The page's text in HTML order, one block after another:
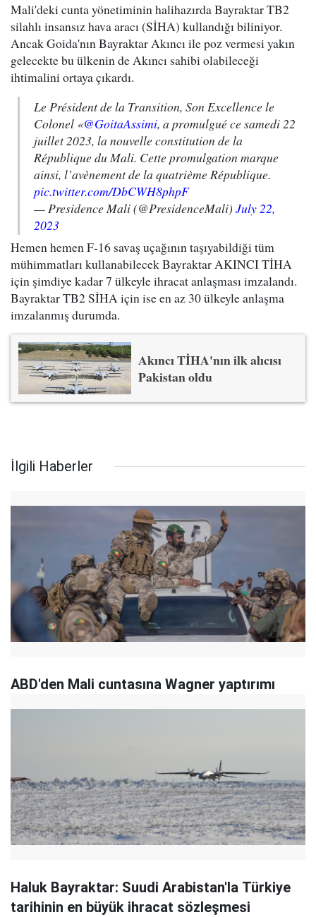
Mali'deki cunta yönetiminin halihazırda Bayraktar TB2
silahlı insansız hava aracı (SİHA) kullandığı biliniyor.
Ancak Goida'nın Bayraktar Akıncı ile poz vermesi yakın
gelecekte bu ülkenin de Akıncı sahibi olabileceği
ihtimalini ortaya çıkardı.
Le Président de la Transition, Son Excellence le
Colonel «@GoitaAssimi, a promulgué ce samedi 22
juillet 2023, la nouvelle constitution de la
République du Mali. Cette promulgation marque
ainsi, l’avènement de la quatrième République.
pic.twitter.com/DbCWH8phpF
— Presidence Mali (@PresidenceMali) July 22,
2023
Hemen hemen F-16 savaş uçağının taşıyabildiği tüm
mühimmatları kullanabilecek Bayraktar AKINCI TİHA
için şimdiye kadar 7 ülkeyle ihracat anlaşması imzalandı.
Bayraktar TB2 SİHA için ise en az 30 ülkeyle anlaşma
imzalanmış durumda.
Akıncı TİHA'nın ilk alıcısı
Pakistan oldu
İlgili Haberler
ABD'den Mali cuntasına Wagner yaptırımı
Haluk Bayraktar: Suudi Arabistan'la Türkiye
tarihinin en büyük ihracat sözleşmesi